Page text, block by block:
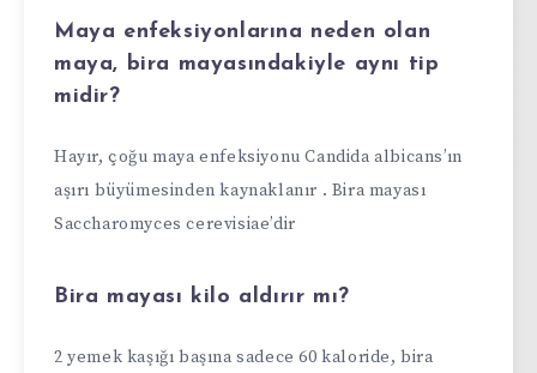
Maya enfeksiyonlarına neden olan
maya, bira mayasındakiyle aynı tip
midir?
Hayır, çoğu maya enfeksiyonu Candida albicans’ın
aşırı büyümesinden kaynaklanır . Bira mayası
Saccharomyces cerevisiae’dir
Bira mayası kilo aldırır mı?
2 yemek kaşığı başına sadece 60 kaloride, bira